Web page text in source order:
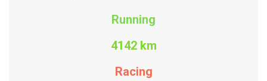
Running
4142 km
Racing